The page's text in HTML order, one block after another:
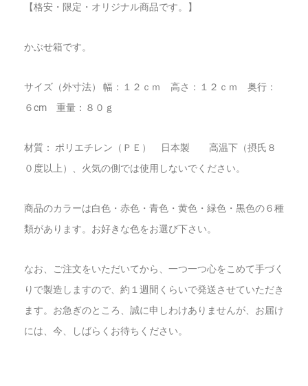
【格安・限定・オリジナル商品です。】
かぶせ箱です。
サイズ（外寸法） 幅：１２ｃｍ 高さ：１２ｃｍ 奥行：
６cm 重量：８０ｇ
材質： ポリエチレン（ＰＥ） 日本製 高温下（摂氏８
０度以上）、火気の側では使用しないでください。
商品のカラーは白色・赤色・青色・黄色・緑色・黒色の６種
類があります。お好きな色をお選び下さい。
なお、ご注文をいただいてから、一つ一つ心をこめて手づく
りで製造しますので、約１週間くらいで発送させていただき
ます。お急ぎのところ、誠に申しわけありませんが、お届け
には、今、しばらくお待ちください。